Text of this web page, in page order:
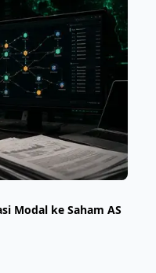
Modal ke Saham AS